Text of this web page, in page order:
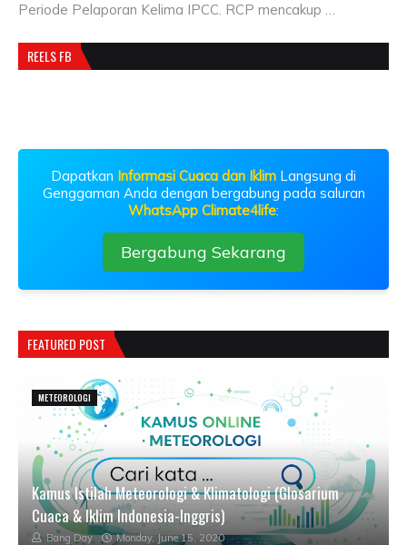
Periode Pelaporan Kelima IPCC. RCP mencakup …
REELS FB
Dapatkan Informasi Cuaca dan Iklim Langsung di
Genggaman Anda dengan bergabung pada saluran
WhatsApp Climate4life:
Bergabung Sekarang
FEATURED POST
METEOROLOGI
Kamus Istilah Meteorologi & Klimatologi (Glosarium
Cuaca & Iklim Indonesia-Inggris)
Bang Day Monday, June 15, 2020